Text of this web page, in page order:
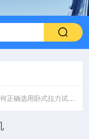
正确选用卧式拉力试验机